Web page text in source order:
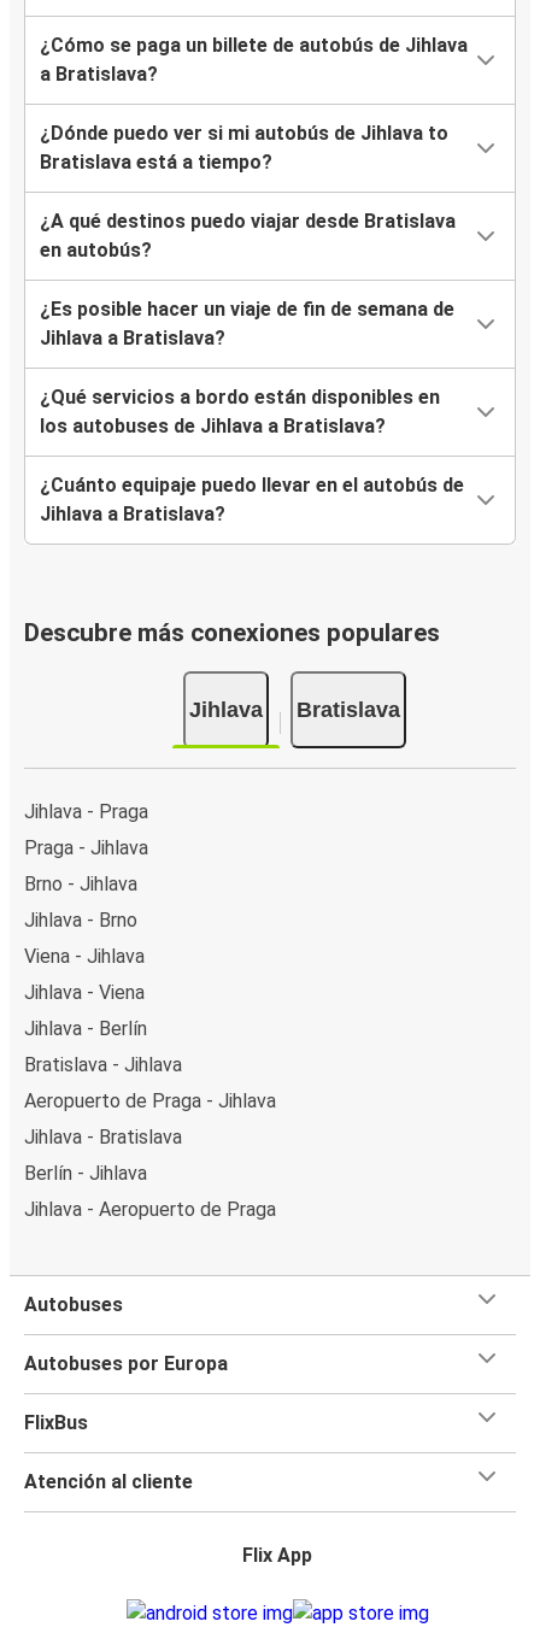
¿Cómo se paga un billete de autobús de Jihlava
a Bratislava?
¿Dónde puedo ver si mi autobús de Jihlava to
Bratislava está a tiempo?
¿A qué destinos puedo viajar desde Bratislava
en autobús?
¿Es posible hacer un viaje de fin de semana de
Jihlava a Bratislava?
¿Qué servicios a bordo están disponibles en
los autobuses de Jihlava a Bratislava?
¿Cuánto equipaje puedo llevar en el autobús de
Jihlava a Bratislava?
Descubre más conexiones populares
Jihlava Bratislava
Jihlava - Praga
Praga - Jihlava
Brno - Jihlava
Jihlava - Brno
Viena - Jihlava
Jihlava - Viena
Jihlava - Berlín
Bratislava - Jihlava
Aeropuerto de Praga - Jihlava
Jihlava - Bratislava
Berlín - Jihlava
Jihlava - Aeropuerto de Praga
Autobuses
Autobuses por Europa
FlixBus
Atención al cliente
Flix App